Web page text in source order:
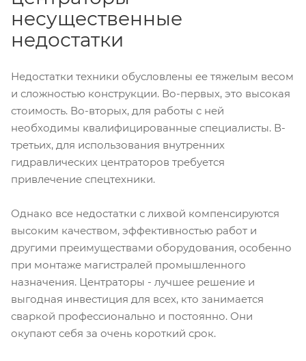
несущественные
недостатки
Недостатки техники обусловлены ее тяжелым весом
и сложностью конструкции. Во-первых, это высокая
стоимость. Во-вторых, для работы с ней
необходимы квалифицированные специалисты. В-
третьих, для использования внутренних
гидравлических центраторов требуется
привлечение спецтехники.
Однако все недостатки с лихвой компенсируются
высоким качеством, эффективностью работ и
другими преимуществами оборудования, особенно
при монтаже магистралей промышленного
назначения. Центраторы - лучшее решение и
выгодная инвестиция для всех, кто занимается
сваркой профессионально и постоянно. Они
окупают себя за очень короткий срок.